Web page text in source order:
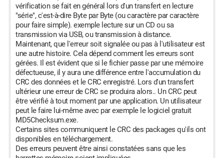
vérification se fait en général lors d'un transfert en lecture
"série", c'est-à-dire Byte par Byte (ou caractère par caractère
pour faire simple). exemple lecture sur un CD ou sa
transmission via USB, ou transmission à distance.
Maintenant, que l'erreur soit signalée ou pas à l'utilisateur est
une autre histoire. Cela dépend comment les erreurs sont
gérées. Il est évident que si le fichier passe par une mémoire
défectueuse, il y aura une différence entre l'accumulation du
CRC des données et le CRC enregistré. Lors d'un transfert
ultérieur une erreur de CRC se produira alors.. Un CRC peut
être vérifié à tout moment par une application. Un utilisateur
peut le faire lui-même avec par exemple le logiciel gratuit
MD5Checksum.exe.
Certains sites communiquent le CRC des packages qu'ils ont
disponibles en téléchargement.
Des erreurs peuvent être ainsi constatées sans que les